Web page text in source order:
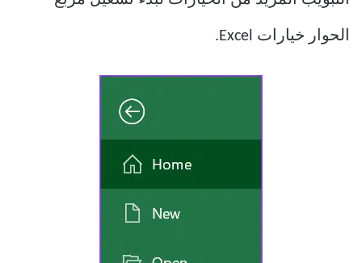
الحوار خيارات Excel.